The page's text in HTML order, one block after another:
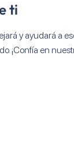
ti
y ayudará a
¡Confía en